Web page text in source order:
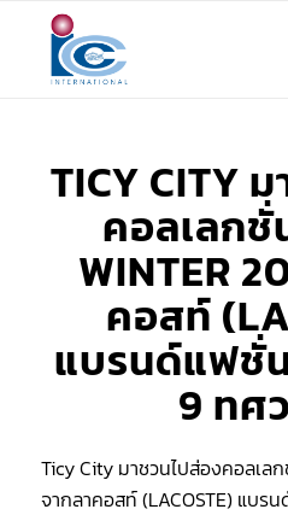
TICY CITY
คอลเลกชั่
WINTER
คอสท์
แบรนด์แฟชั่
9 ทศ
Ticy City มาชวนไปส่องคอลเล
จากลาคอสท์ (LACOSTE) แบร